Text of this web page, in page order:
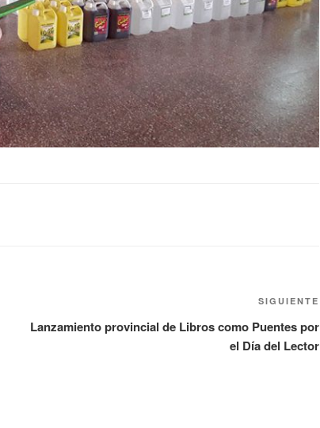
SIGUIENTE
Lanzamiento provincial de Libros como Puentes por
el Día del Lector